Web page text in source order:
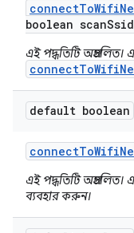
connectToWifi
boolean scan
এই পদ্ধতিটি অপ্রচলিত।
default boolean
connectToWifi
এই পদ্ধতিটি অপ্রচলিত।
ব্যবহার করুন।